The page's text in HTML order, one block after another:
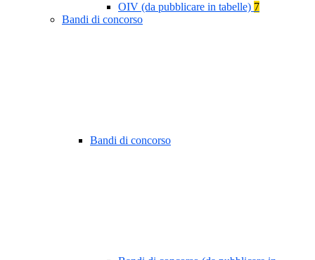
OIV (da pubblicare in tabelle) 7
Bandi di concorso
Bandi di concorso